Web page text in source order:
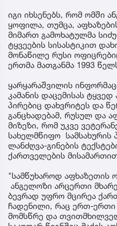
იგი იხსენებს, რომ ომში
ყოფილა, თუმცა,
მიმართ გამოხატულმა
ტყვეების სისასტიკით
მონაწილე რუსი
ერთმა მათგანმა 1993
ყარყარაშვილის
კამანის დაცემისას
პირებიც დახვრიტეს და
განცხადებამ, რუსულ და
მიზეზი, რომ უკვე
სახელმწიფო სამსახურის
ლანძღვა-გინების
ქართველების
"სამწუხაროდ აფხაზეთის
ანგელოზი არცერთი
ბევრად უფრო მცირეა
ჩადენილი, რაც ერთ-
მომსწრე და